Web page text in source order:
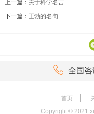
上一篇： 关于科学名言
下一篇： 王勃的名句
 全国咨
首页
Copyright © 2021